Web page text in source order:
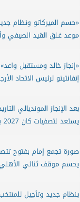
«حسم الميركاتو ونظام
موعد غلق القيد الصيفي
«إنجاز خالد ومستقبل
إنفانتينو لرئيس الاتحاد
بعد الإنجاز المونديالي
يستعد لتصفيات كان 2027 بمعسكر سبتمبر
صورة تجمع إمام بفتوح
يحسم موقف ثنائي
بنظام جديد وتأجيل